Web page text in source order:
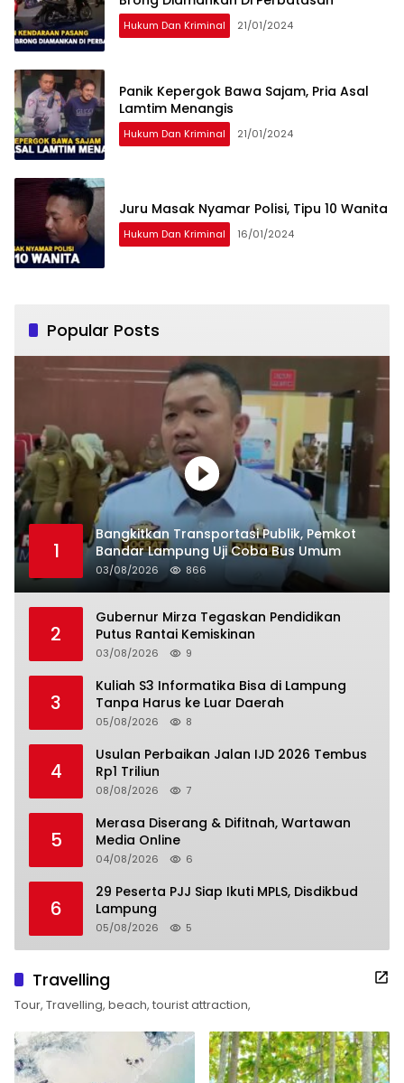
Hukum Dan Kriminal 21/01/2024
Panik Kepergok Bawa Sajam, Pria Asal
Lamtim Menangis
Hukum Dan Kriminal 21/01/2024
Juru Masak Nyamar Polisi, Tipu 10 Wanita
Hukum Dan Kriminal 16/01/2024
Popular Posts
1
Bangkitkan Transportasi Publik, Pemkot
Bandar Lampung Uji Coba Bus Umum
03/08/2026 866
2
Gubernur Mirza Tegaskan Pendidikan
Putus Rantai Kemiskinan
03/08/2026 9
3
Kuliah S3 Informatika Bisa di Lampung
Tanpa Harus ke Luar Daerah
05/08/2026 8
4
Usulan Perbaikan Jalan IJD 2026 Tembus
Rp1 Triliun
08/08/2026 7
5
Merasa Diserang & Difitnah, Wartawan
Media Online
04/08/2026 6
6
29 Peserta PJJ Siap Ikuti MPLS, Disdikbud
Lampung
05/08/2026 5
Travelling
Tour, Travelling, beach, tourist attraction,